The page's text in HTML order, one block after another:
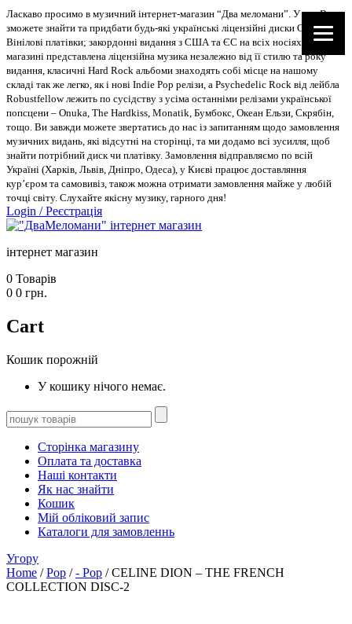
Ласкаво просимо в музичний інтернет-магазин “Два меломани”. У нас Ви
зможете знайти та придбати будь-які українські ліцензійні диски CD, DVD,
Вінілові платівки; закордонні видання з США та ЄС на всіх носіях. В
магазині представлена ліцензійна музика незалежно від її стилю та року
видання, класичні Hard Rock альбоми знаходять собі місце на нашому
складі так же легко, як і нові Indie Pop релізи, а Psychedelic Rock від лейбла
Robustfellow лежить по сусідству з усіма останніми релізами української
попсцени – Onuka, The Hardkiss, Monatik, Бумбокс, Океан Ельзи, Скрябін,
тощо. Ви завжди можете звертатись до нас із запитанням щодо замовлення
музичних видань, які відсутні на сторінці, та ми додамо всі зусилля, щоб
знайти потрібний диск чи платівку. Замовлення відправляємо по всій
Україні (Харків, Львів, Дніпро, Одеса), у Києві працює доставляння
кур’єром та самовивіз, також можна отримати замовлення майже у любій
точці світу. Слухайте якісну музику, гарного дня!
Login /Реєстрація
інтернет магазин
0 Товарів
0 0 грн.
Cart
Кошик порожній
У кошику нічого немає.
Сторінка магазину
Оплата та доставка
Наші контакти
Як нас знайти
Кошик
Мій обліковий запис
Каталоги для замовленнь
Угору
Home /Pop /- Pop / CELINE DION – THE FRENCH
COLLECTION DISC-2